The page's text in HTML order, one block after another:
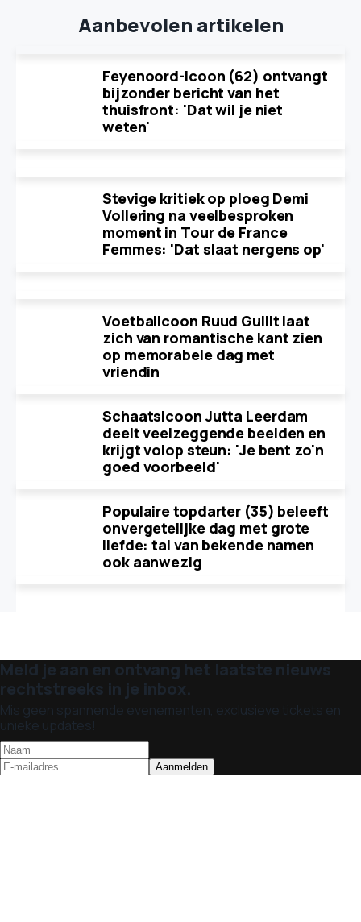
Aanbevolen artikelen
Feyenoord-icoon (62) ontvangt
bijzonder bericht van het
thuisfront: 'Dat wil je niet
weten'
Stevige kritiek op ploeg Demi
Vollering na veelbesproken
moment in Tour de France
Femmes: 'Dat slaat nergens op'
Voetbalicoon Ruud Gullit laat
zich van romantische kant zien
op memorabele dag met
vriendin
Schaatsicoon Jutta Leerdam
deelt veelzeggende beelden en
krijgt volop steun: 'Je bent zo'n
goed voorbeeld'
Populaire topdarter (35) beleeft
onvergetelijke dag met grote
liefde: tal van bekende namen
ook aanwezig
Meld je aan en ontvang het laatste nieuws
rechtstreeks in je inbox.
Mis geen spannende evenementen, exclusieve tickets en
unieke updates!